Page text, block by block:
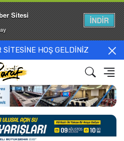
SİTESİNE HOŞ GELDİNİZ
Sitesi
İNDİR